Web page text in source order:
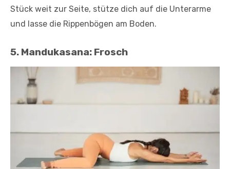
Stück weit zur Seite, stütze dich auf die Unterarme
und lasse die Rippenbögen am Boden.
5. Mandukasana: Frosch